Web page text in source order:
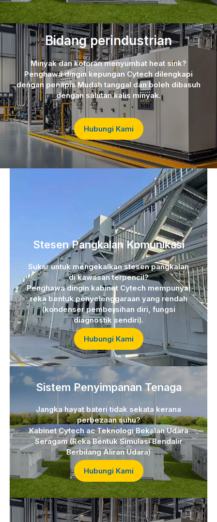
Bidang perindustrian
Minyak dan kotoran menyumbat heat sink?
Penghawa dingin kepungan Cytech dilengkapi
dengan penapis Mudah tanggal dan boleh dibasuh
dengan salutan kalis minyak.
Hubungi Kami
Stesen Pangkalan Komunikasi
Sukar untuk mengekalkan stesen pangkalan
di kawasan terpencil?
Penghawa dingin kabinet Cytech mempunyai
reka bentuk penyelenggaraan yang rendah
(kondenser pembersihan diri, fungsi
diagnostik sendiri).
Hubungi Kami
Sistem Penyimpanan Tenaga
Jangka hayat bateri tidak sekata kerana
perbezaan suhu?
Kabinet Cytech ac Teknologi Bekalan Udara
Seragam (Reka Bentuk Simulasi Bendalir
Berbilang Aliran Udara)
Hubungi Kami